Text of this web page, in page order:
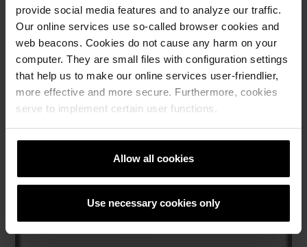
provide social media features and to analyze our traffic.
Our online services use so-called browser cookies and
web beacons. Cookies do not cause any harm on your
computer. They are small files with configuration settings
that help us to make our online services user-friendlier,
more effective and more secure. Furthermore, cookies
serve to implement certain user functions.
Allow all cookies
Use necessary cookies only